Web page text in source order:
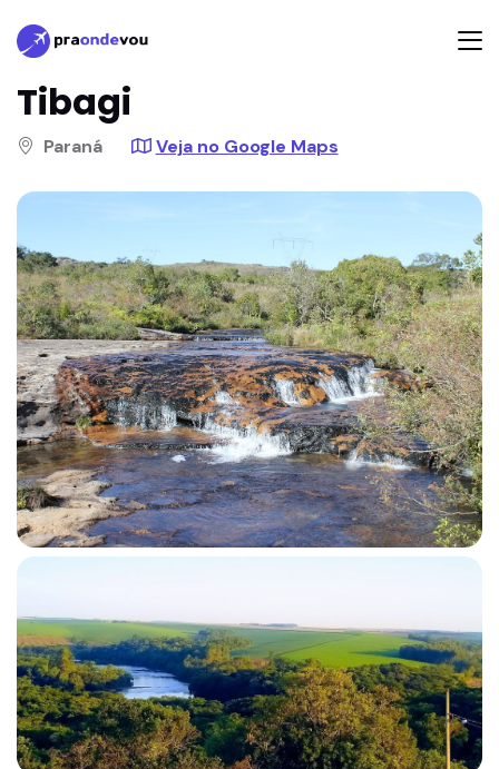
Tibagi
Paraná Veja no Google Maps